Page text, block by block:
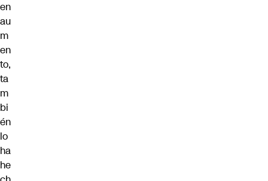
en
au
m
en
to,
ta
m
bi
én
lo
ha
he